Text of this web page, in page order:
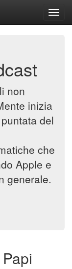
non
inizia
del
che
Apple e
generale.